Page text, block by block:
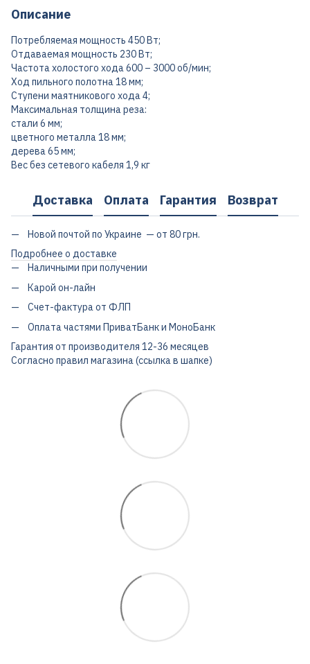
Описание
Потребляемая мощность 450 Вт;
Отдаваемая мощность 230 Вт;
Частота холостого хода 600 – 3000 об/мин;
Ход пильного полотна 18 мм;
Ступени маятникового хода 4;
Максимальная толщина реза:
стали 6 мм;
цветного металла 18 мм;
дерева 65 мм;
Вес без сетевого кабеля 1,9 кг
Доставка Оплата Гарантия Возврат
Новой почтой по Украине — от 80 грн.
Подробнее о доставке
Наличными при получении
Карой он-лайн
Счет-фактура от ФЛП
Оплата частями ПриватБанк и МоноБанк
Гарантия от производителя 12-36 месяцев
Согласно правил магазина (ссылка в шапке)